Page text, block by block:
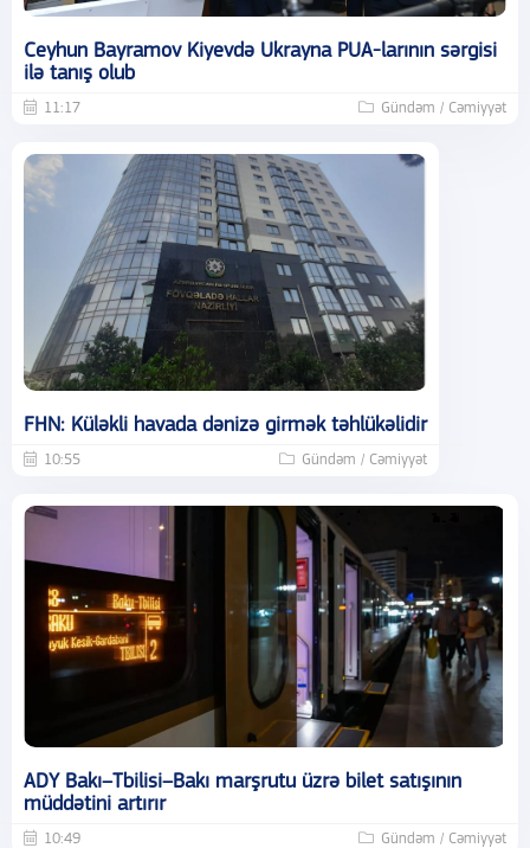
Ceyhun Bayramov Kiyevdə Ukrayna PUA-larının sərgisi
ilə tanış olub
11:17 Gündəm / Cəmiyyət
FHN: Küləkli havada dənizə girmək təhlükəlidir
10:55 Gündəm / Cəmiyyət
ADY Bakı–Tbilisi–Bakı marşrutu üzrə bilet satışının
müddətini artırır
10:49 Gündəm / Cəmiyyət